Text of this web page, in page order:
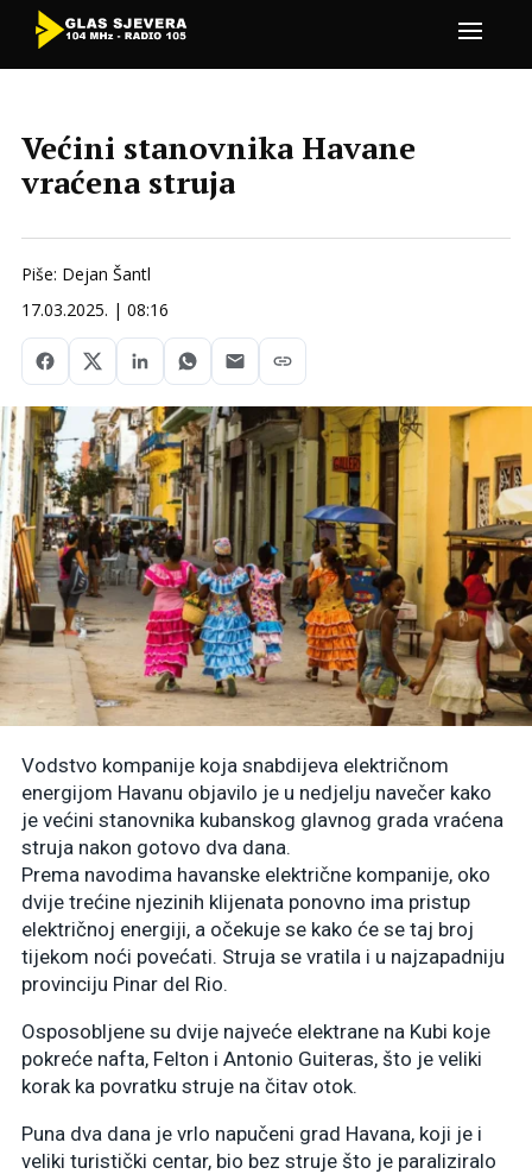
Većini stanovnika Havane
vraćena struja
Piše: Dejan Šantl
17.03.2025. | 08:16
Vodstvo kompanije koja snabdijeva električnom
energijom Havanu objavilo je u nedjelju navečer kako
je većini stanovnika kubanskog glavnog grada vraćena
struja nakon gotovo dva dana.
Prema navodima havanske električne kompanije, oko
dvije trećine njezinih klijenata ponovno ima pristup
električnoj energiji, a očekuje se kako će se taj broj
tijekom noći povećati. Struja se vratila i u najzapadniju
provinciju Pinar del Rio.
Osposobljene su dvije najveće elektrane na Kubi koje
pokreće nafta, Felton i Antonio Guiteras, što je veliki
korak ka povratku struje na čitav otok.
Puna dva dana je vrlo napučeni grad Havana, koji je i
veliki turistički centar, bio bez struje što je paraliziralo